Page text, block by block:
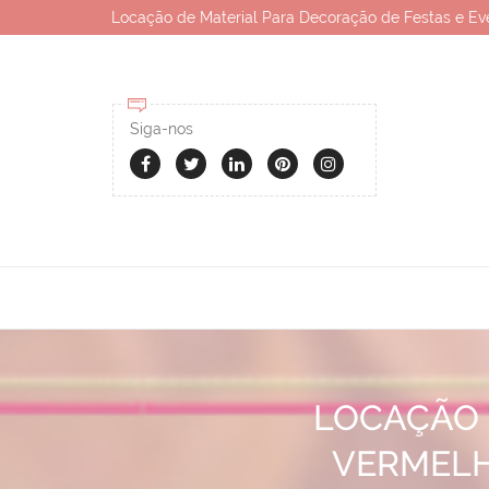
Locação de Material Para Decoração de Festas e
Siga-nos